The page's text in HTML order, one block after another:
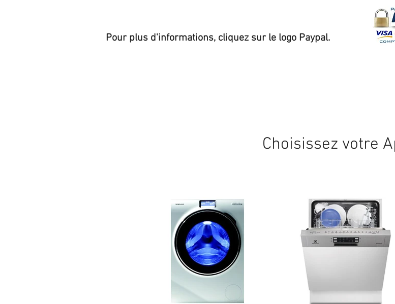
Pour plus d'informations, cliquez sur le logo Paypal.
Choisissez votre